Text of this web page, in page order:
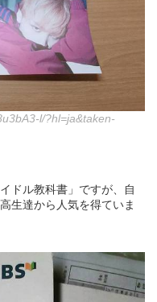
l/?hl=ja&taken-
ドル教科書」ですが、自
生達から人気を得ていま